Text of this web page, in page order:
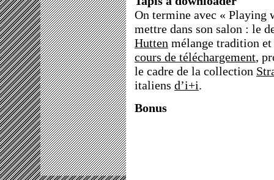
On termine avec «
mettre dans son salon : le
Hutten mélange tradition et
cours de téléchargement,
le cadre de la collection
italiens d’i+i.
Bonus